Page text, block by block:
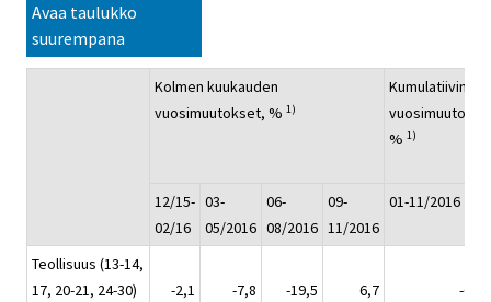
Avaa taulukko
suurempana
Kolmen kuukauden
vuosimuutokset, % 1)
Kumulatiivinen
vuosimuutos,
% 1)
12/15-
02/16
03-
05/2016
06-
08/2016
09-
11/2016
01-11/2016
Teollisuus (13-14,
17, 20-21, 24-30)
-2,1 -7,8 -19,5 6,7
-6,9